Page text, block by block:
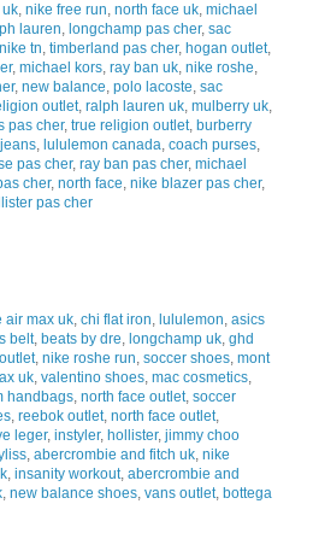
uk, nike free run, north face uk, michael
lauren, longchamp pas cher, sac
nike tn, timberland pas cher, hogan outlet,
, michael kors, ray ban uk, nike roshe,
, new balance, polo lacoste, sac
outlet, ralph lauren uk, mulberry uk,
pas cher, true religion outlet, burberry
, lululemon canada, coach purses,
pas cher, ray ban pas cher, michael
cher, north face, nike blazer pas cher,
pas cher
air max uk, chi flat iron, lululemon, asics
belt, beats by dre, longchamp uk, ghd
, nike roshe run, soccer shoes, mont
uk, valentino shoes, mac cosmetics,
handbags, north face outlet, soccer
, reebok outlet, north face outlet,
leger, instyler, hollister, jimmy choo
, abercrombie and fitch uk, nike
, insanity workout, abercrombie and
, new balance shoes, vans outlet, bottega